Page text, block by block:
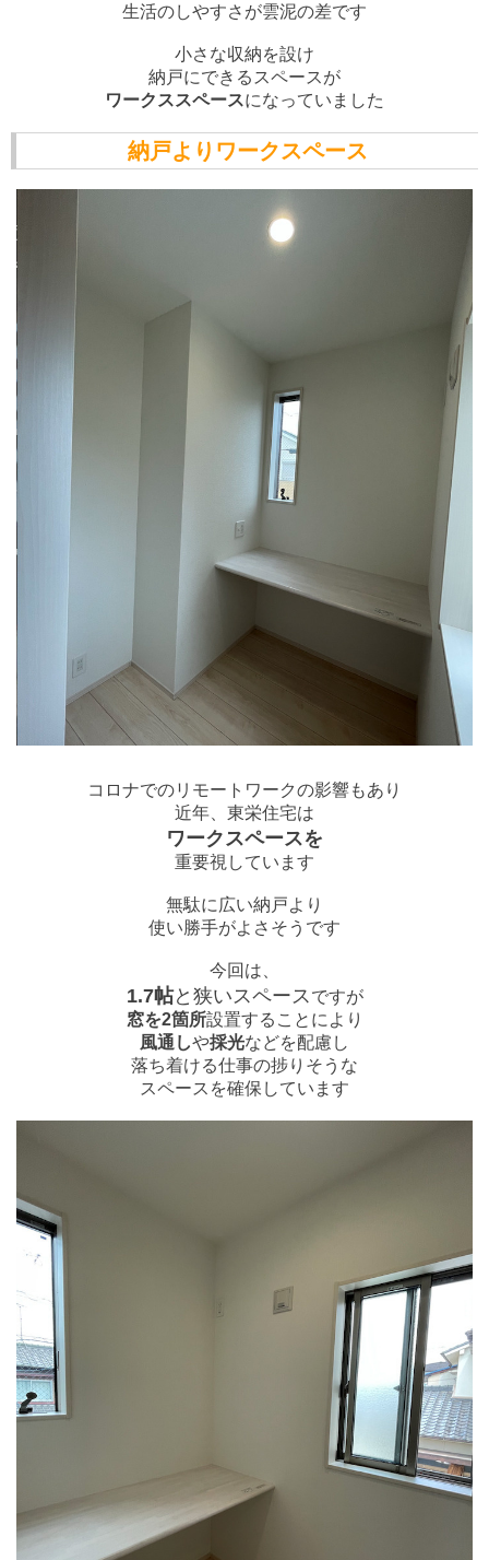
生活のしやすさが雲泥の差です
小さな収納を設け
納戸にできるスペースが
ワークススペースになっていました
納戸よりワークスペース
コロナでのリモートワークの影響もあり
近年、東栄住宅は
ワークスペースを
重要視しています
無駄に広い納戸より
使い勝手がよさそうです
今回は、
1.7帖と狭いスペース ですが
窓を2箇所設置することにより
風通しや採光などを配慮し
落ち着ける仕事の捗りそうな
スペースを確保しています